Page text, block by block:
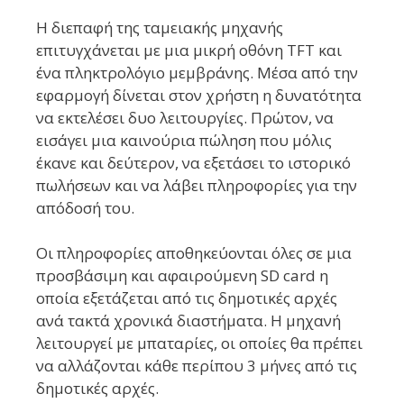
Η διεπαφή της ταμειακής μηχανής
επιτυγχάνεται με μια μικρή οθόνη TFT και
ένα πληκτρολόγιο μεμβράνης. Μέσα από την
εφαρμογή δίνεται στον χρήστη η δυνατότητα
να εκτελέσει δυο λειτουργίες. Πρώτον, να
εισάγει μια καινούρια πώληση που μόλις
έκανε και δεύτερον, να εξετάσει το ιστορικό
πωλήσεων και να λάβει πληροφορίες για την
απόδοσή του.
Οι πληροφορίες αποθηκεύονται όλες σε μια
προσβάσιμη και αφαιρούμενη SD card η
οποία εξετάζεται από τις δημοτικές αρχές
ανά τακτά χρονικά διαστήματα. Η μηχανή
λειτουργεί με μπαταρίες, οι οποίες θα πρέπει
να αλλάζονται κάθε περίπου 3 μήνες από τις
δημοτικές αρχές.